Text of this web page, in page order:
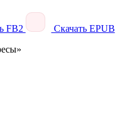
FB2
Скачать EPUB